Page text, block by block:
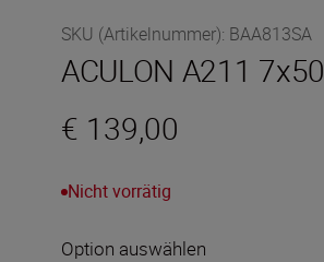
SKU (Artikelnummer): BAA813SA
ACULON A211 7x50
€ 139,00
Nicht vorrätig
Option auswählen